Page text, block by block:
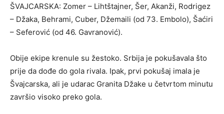
ŠVAJCARSKA: Zomer – Lihtštajner, Šer, Akanži, Rodrigez
– Džaka, Behrami, Cuber, Džemaili (od 73. Embolo), Šaćiri
– Seferović (od 46. Gavranović).
Obije ekipe krenule su žestoko. Srbija je pokušavala što
prije da dođe do gola rivala. Ipak, prvi pokušaj imala je
Švajcarska, ali je udarac Granita Džake u četvrtom minutu
završio visoko preko gola.